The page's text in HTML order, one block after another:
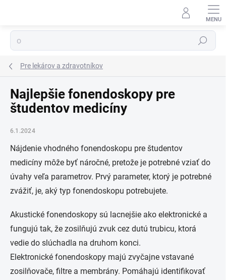
Hľadať
Pre lekárov a zdravotníkov
Najlepšie fonendoskopy pre
študentov medicíny
6.1.2024
Nájdenie vhodného fonendoskopu pre študentov
medicíny môže byť náročné, pretože je potrebné vziať do
úvahy veľa parametrov. Prvý parameter, ktorý je potrebné
zvážiť, je, aký typ fonendoskopu potrebujete.
Akustické fonendoskopy sú lacnejšie ako elektronické a
fungujú tak, že zosilňujú zvuk cez dutú trubicu, ktorá
vedie do slúchadla na druhom konci.
Elektronické fonendoskopy majú zvyčajne vstavané
zosilňovače, filtre a membrány. Pomáhajú identifikovať